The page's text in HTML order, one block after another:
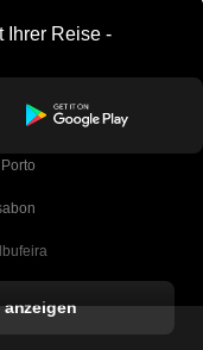
Ihrer Reise -
anzeigen